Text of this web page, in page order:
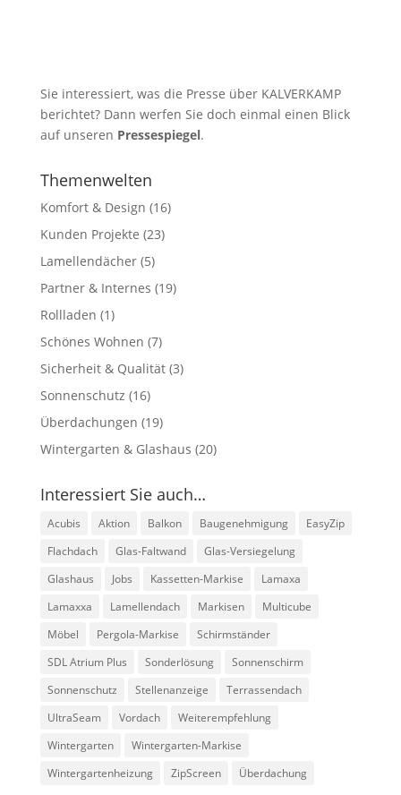
Sie interessiert, was die Presse über KALVERKAMP
berichtet? Dann werfen Sie doch einmal einen Blick
auf unseren Pressespiegel.
Themenwelten
Komfort & Design (16)
Kunden Projekte (23)
Lamellendächer(5)
Partner & Internes (19)
Rollladen (1)
Schönes Wohnen (7)
Sicherheit & Qualität(3)
Sonnenschutz (16)
Überdachungen (19)
Wintergarten & Glashaus (20)
Interessiert Sie auch…
Acubis Aktion Balkon Baugenehmigung
EasyZip
Flachdach
Glas-Faltwand
Glas-Versiegelung
Glashaus
Jobs Kassetten-Markise
Lamaxa
Lamaxxa
Lamellendach Markisen
Multicube
Möbel
Pergola-Markise
Schirmständer
SDL Atrium Plus
Sonderlösung
Sonnenschirm
Sonnenschutz
Stellenanzeige
Terrassendach
UltraSeam
Vordach
Weiterempfehlung
Wintergarten
Wintergarten-Markise
Wintergartenheizung
ZipScreen Überdachung